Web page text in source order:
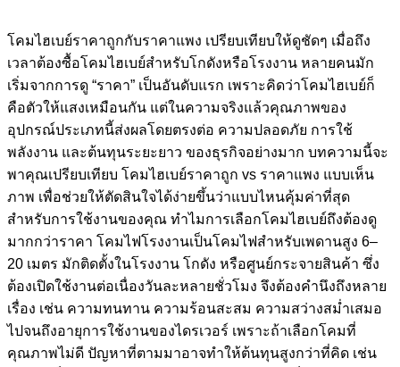
โคมไฮเบย์ราคาถูกกับราคาแพง เปรียบเทียบให้ดูชัดๆ เมื่อถึง
เวลาต้องซื้อโคมไฮเบย์สำหรับโกดังหรือโรงงาน หลายคนมัก
เริ่มจากการดู “ราคา” เป็นอันดับแรก เพราะคิดว่าโคมไฮเบย์ก็
คือตัวให้แสงเหมือนกัน แต่ในความจริงแล้วคุณภาพของ
อุปกรณ์ประเภทนี้ส่งผลโดยตรงต่อ ความปลอดภัย การใช้
พลังงาน และต้นทุนระยะยาว ของธุรกิจอย่างมาก บทความนี้จะ
พาคุณเปรียบเทียบ โคมไฮเบย์ราคาถูก vs ราคาแพง แบบเห็น
ภาพ เพื่อช่วยให้ตัดสินใจได้ง่ายขึ้นว่าแบบไหนคุ้มค่าที่สุด
สำหรับการใช้งานของคุณ ทำไมการเลือกโคมไฮเบย์ถึงต้องดู
มากกว่าราคา โคมไฟโรงงานเป็นโคมไฟสำหรับเพดานสูง 6–
20 เมตร มักติดตั้งในโรงงาน โกดัง หรือศูนย์กระจายสินค้า ซึ่ง
ต้องเปิดใช้งานต่อเนื่องวันละหลายชั่วโมง จึงต้องคำนึงถึงหลาย
เรื่อง เช่น ความทนทาน ความร้อนสะสม ความสว่างสม่ำเสมอ
ไปจนถึงอายุการใช้งานของไดรเวอร์ เพราะถ้าเลือกโคมที่
คุณภาพไม่ดี ปัญหาที่ตามมาอาจทำให้ต้นทุนสูงกว่าที่คิด เช่น